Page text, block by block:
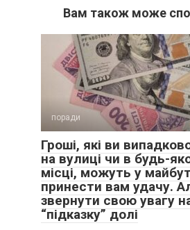
Вам також може
поради
Гроші, які ви
на вулиці чи в будь-
місці, можуть у
принести вам удачу.
звернути свою увагу
“підказку” долі